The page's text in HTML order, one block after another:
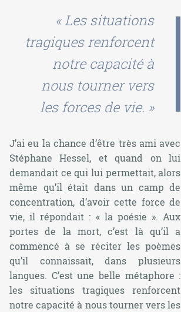
« Les situations
tragiques renforcent
notre capacité à
nous tourner vers
les forces de vie. »
J’ai eu la chance d’être très ami avec
Stéphane Hessel, et quand on lui
demandait ce qui lui permettait, alors
même qu’il était dans un camp de
concentration, d’avoir cette force de
vie, il répondait : « la poésie ». Aux
portes de la mort, c’est là qu’il a
commencé à se réciter les poèmes
qu’il connaissait, dans plusieurs
langues. C’est une belle métaphore :
les situations tragiques renforcent
notre capacité à nous tourner vers les